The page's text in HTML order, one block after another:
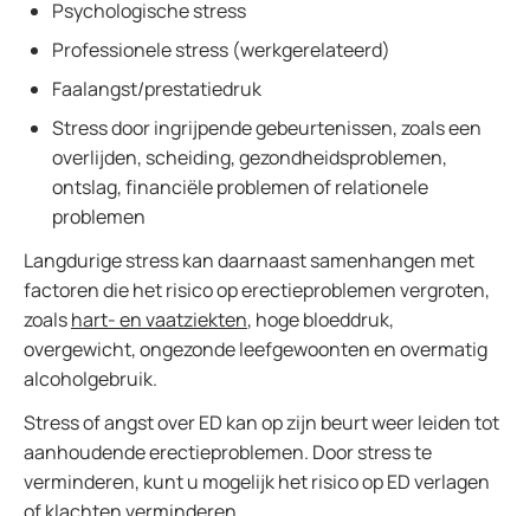
Psychologische stress
Professionele stress (werkgerelateerd)
Faalangst/prestatiedruk
Stress door ingrijpende gebeurtenissen, zoals een
overlijden, scheiding, gezondheidsproblemen,
ontslag, financiële problemen of relationele
problemen
Langdurige stress kan daarnaast samenhangen met
factoren die het risico op erectieproblemen vergroten,
zoalshart- en vaatziekten, hoge bloeddruk,
overgewicht, ongezonde leefgewoonten en overmatig
alcoholgebruik.
Stress of angst over ED kan op zijn beurt weer leiden tot
aanhoudende erectieproblemen. Door stress te
verminderen, kunt u mogelijk het risico op ED verlagen